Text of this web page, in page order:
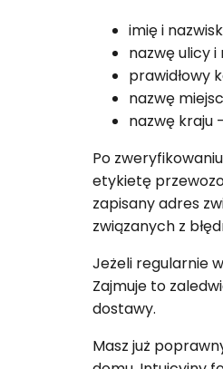
imię i
nazwę ulicy
prawidłowy
nazwę
nazwę kraju
Po
etykietę
zapisany adres
związanych z
Jeżeli regularnie
Zajmuje to
dostawy.
Masz już